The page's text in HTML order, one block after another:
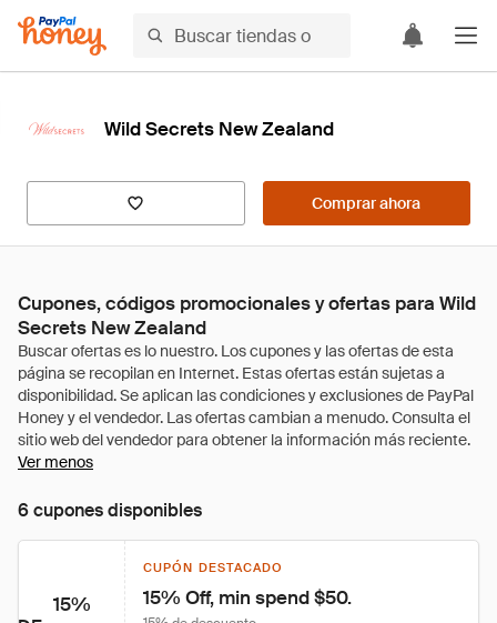
Wild Secrets New Zealand
Comprar ahora
Cupones, códigos promocionales y ofertas para Wild
Secrets New Zealand
Ver menos
6 cupones disponibles
15%
CUPÓN DESTACADO
15% Off, min spend $50.